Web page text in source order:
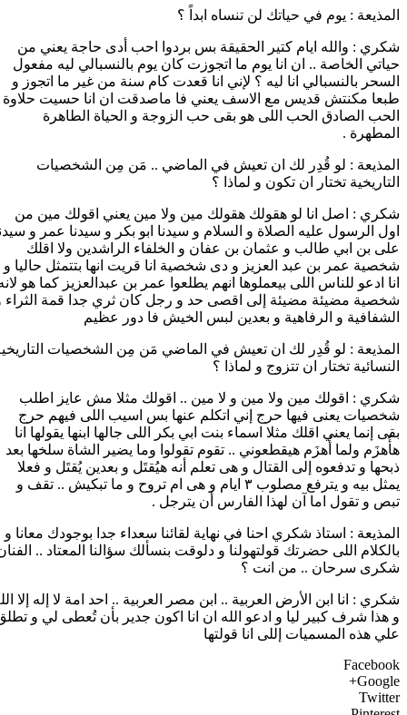
المذيعة : يوم في حياتك لن تنساه ابداً ؟
شكري : والله ايام كتير الحقيقة بس بردوا احب أدى حاجة يعني من
حياتي الخاصة .. ان انا يوم ما اتجوزت كان يوم بالنسبالي ليه مفعول
السحر بالنسبالي انا ليه ؟ لإني انا قعدت كام سنة من غير ما اتجوز و
طبعا مكنتش قديس مع الاسف يعني فا ماصدقت ان انا حسيت حلاوة
الحب الصادق الحب اللى هو بقى حب الزوجة و الحياة الطاهرة
المطهرة .
المذيعة : لو قُدِر لك ان تعيش في الماضي .. مَن مِن الشخصيات
التاريخية تختار ان تكون و لماذا ؟
شكري : اصل انا لو هقولك هقولك مين ولا مين يعني اقولك مين من
اول الرسول عليه الصلاة و السلام و سيدنا ابو بكر و سيدنا عمر و
على بن ابي طالب و عثمان بن عفان و الخلفاء الراشدين ولا اقلك
شخصية عمر بن عبد العزيز و دى شخصية انا قريت انها بتتمثل حاليا و
انا ادعو للناس اللى بيعملوها انهم يطلعوا عمر بن عبدالعزيز كما هو
شخصية مضيئة مضيئة إلى اقصى حد و رجل كان ثري جدا قمة الثراء
الشفافية و الرفاهية و بعدين لبس الخيش فا دور عظيم
المذيعة : لو قُدِر لك ان تعيش في الماضي مَن مِن الشخصيات
النسائية تختار ان تتزوج و لماذا ؟
شكري : اقولك مين ولا مين و لا مين .. اقولك مثلا مش عايز اطلب
شخصيات يعنى فيها حرج إني اتكلم عنها بس اسيب اللى فيهم حرج
بقى إنما يعني اقلك مثلا اسماء بنت ابي بكر اللى جالها ابنها يقولها انا
هأُهزَم ولما أُهزَم هيقطعوني .. تقوم تقولوا وما يضير الشاة سلخها بعد
ذبحها و تدفعوه إلى القتال و هى تعلم أنه هيُقتَل و بعدين يُقتَل و فعلا
يمثل بيه و يترفع مصلوب ٣ ايام و هى ام تروح و ما تبكيش .. تقف و
تبص و تقول اما آن لهذا الفارس أن يترجل .
المذيعة : استاذ شكري احنا في نهاية لقائنا سعداء جدا بوجودك معانا و
بالكلام اللى حضرتك قولتهولنا و دلوقت بنسألك سؤالنا المعتاد ..
شكرى سرحان .. من انت ؟
شكري : انا ابن الأرض العربية .. ابن مصر العربية .. احد امة لا إله إلا
و هذا شرف كبير ليا و ادعو الله ان انا اكون جدير بأن تُعطى لي و
علي هذه المسميات إللى انا قولتها
Facebook
Google+
Twitter